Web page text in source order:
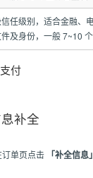
任级别，适合金融、
及身份，一般 7~10
付
补全
单页点击 「补全信息」